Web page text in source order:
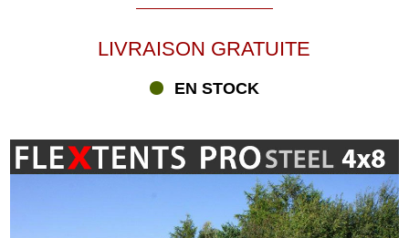
LIVRAISON GRATUITE
EN STOCK